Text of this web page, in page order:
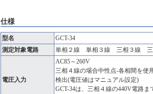
仕様
型名
GCT-34
測定対象電路
単相２線 単相３線 三相３線 三
電圧入力
AC85～260V
三相４線の場合中性点-各相間を使
検出(電圧値はマニュアル設定)
GCT-34は、三相４線の440V電路